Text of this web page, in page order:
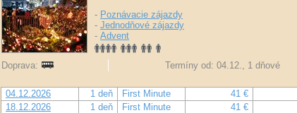
- Poznávacie zájazdy
- Jednodňové zájazdy
- Advent
Doprava:
Termíny od: 04.12., 1 dňové
04.12.2026 1 deň First Minute 41 €
18.12.2026
1 deň First Minute 41 €